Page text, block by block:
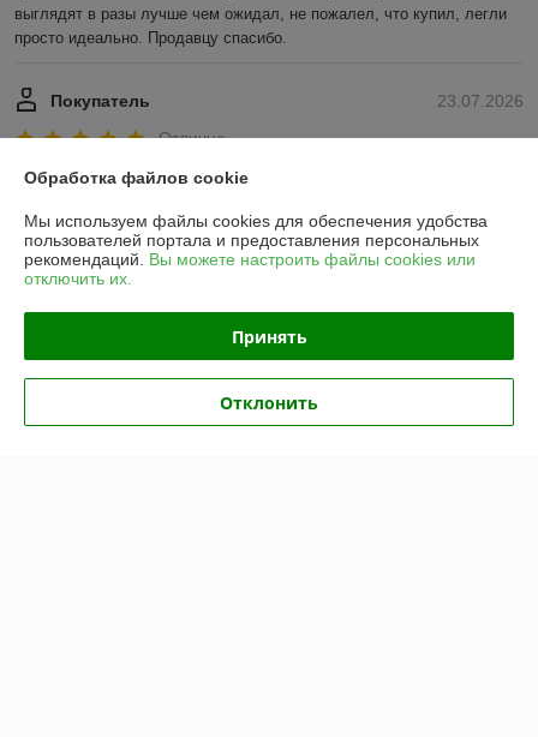
выглядят в разы лучше чем ожидал, не пожалел, что купил, легли
просто идеально. Продавцу спасибо.
23.07.2026
Покупатель
Отлично
Показать все отзывы
О нас
Доставка и оплата
Обработка файлов cookie
Мы используем файлы cookies для обеспечения удобства
пользователей портала и предоставления персональных
рекомендаций. Вы можете настроить файлы cookies или
отключить их.
Принять
Отклонить